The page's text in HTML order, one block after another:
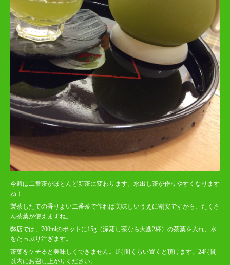
今週は二番茶がほとんど新茶に変わります。水出し茶が作りやすくなります
ね！
製茶したての香りよい二番茶で作れば美味しいうえに割安ですから、たくさ
ん茶葉が使えますね。
弊店では、700mlのポットに15g（深蒸し茶なら大匙2杯）の茶葉を入れ、水
をたっぷり注ぎます。
茶葉をケチると美味しくできません。1時間くらい置くと頂けます。24時間
以内にお召し上がりください。